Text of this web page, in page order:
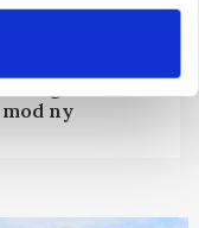
ny